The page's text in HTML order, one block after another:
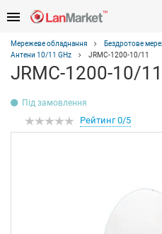
Мережеве обладнання Бездротове
Антени 10/11 GHz
JRMC-1200-10/11
JRMC-1200-10/11
Під замовлення
Рейтинг 0/5